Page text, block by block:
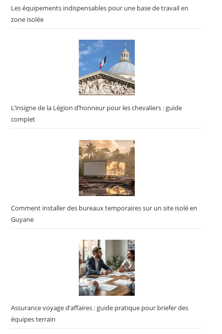
Les équipements indispensables pour une base de travail en
zone isolée
L’insigne de la Légion d’honneur pour les chevaliers : guide
complet
Comment installer des bureaux temporaires sur un site isolé en
Guyane
Assurance voyage d’affaires : guide pratique pour briefer des
équipes terrain